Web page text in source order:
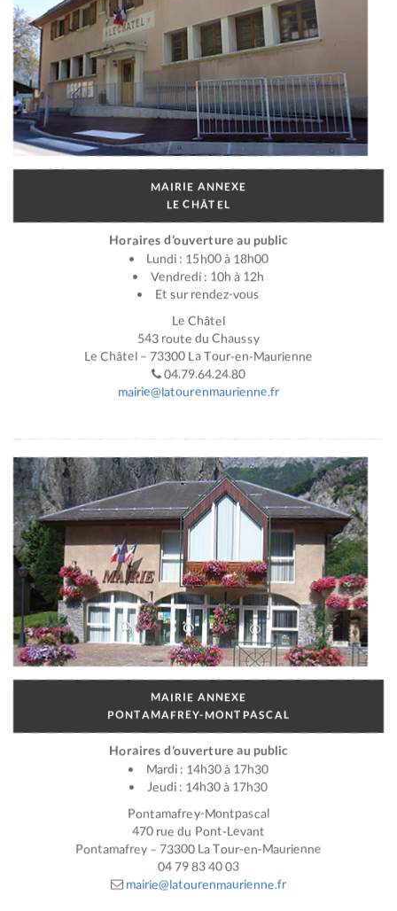
MAIRIE ANNEXE
LE CHÂTEL
Horaires d’ouverture au public
Lundi : 15h00 à 18h00
Vendredi : 10h à 12h
Et sur rendez-vous
Le Châtel
543 route du Chaussy
Le Châtel – 73300 La Tour-en-Maurienne
04.79.64.24.80
mairie@latourenmaurienne.fr
MAIRIE ANNEXE
PONTAMAFREY-MONTPASCAL
Horaires d’ouverture au public
Mardi : 14h30 à 17h30
Jeudi : 14h30 à 17h30
Pontamafrey-Montpascal
470 rue du Pont-Levant
Pontamafrey – 73300 La Tour-en-Maurienne
04 79 83 40 03
mairie@latourenmaurienne.fr